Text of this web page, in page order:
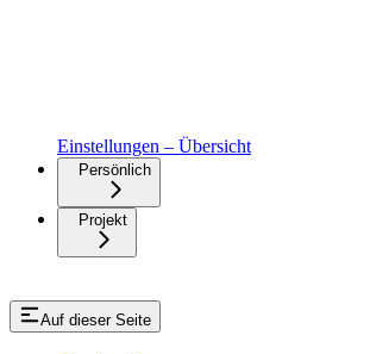
Einstellungen – Übersicht
Persönlich
Projekt
Auf dieser Seite